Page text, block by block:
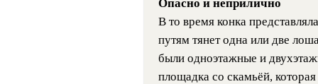
Опасно и неприлично
В то время конка
путям тянет одна или две
были одноэтажные и
площадка со скамьёй,